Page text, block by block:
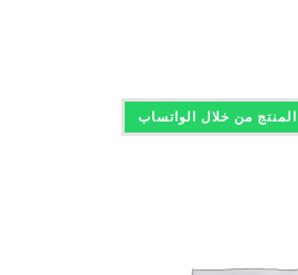
من خلال الواتساب